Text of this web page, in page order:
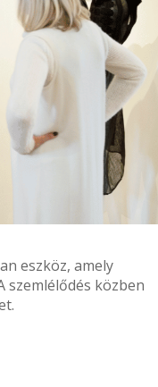
eszköz, amely
szemlélődés közben